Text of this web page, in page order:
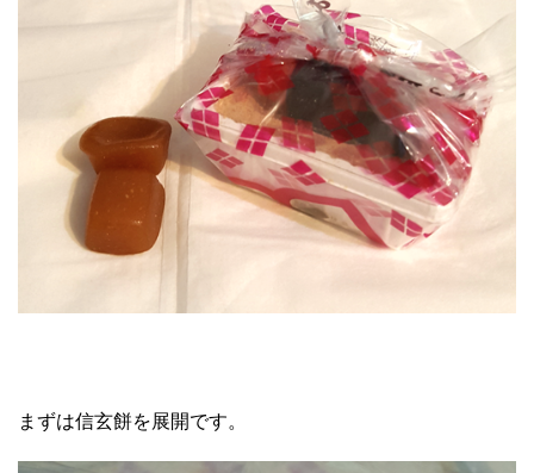
まずは信玄餅を展開です。